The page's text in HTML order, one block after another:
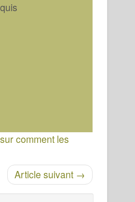
comment les
Article suivant →